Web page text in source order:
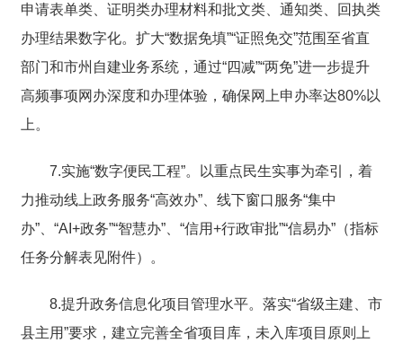
申请表单类、证明类办理材料和批文类、通知类、回执类
办理结果数字化。扩大“数据免填”“证照免交”范围至省直
部门和市州自建业务系统，通过“四减”“两免”进一步提升
高频事项网办深度和办理体验，确保网上申办率达80%以
上。
7.实施“数字便民工程”。以重点民生实事为牵引，着
力推动线上政务服务“高效办”、线下窗口服务“集中
办”、“AI+政务”“智慧办”、“信用+行政审批”“信易办”（指标
任务分解表见附件）。
8.提升政务信息化项目管理水平。落实“省级主建、市
县主用”要求，建立完善全省项目库，未入库项目原则上